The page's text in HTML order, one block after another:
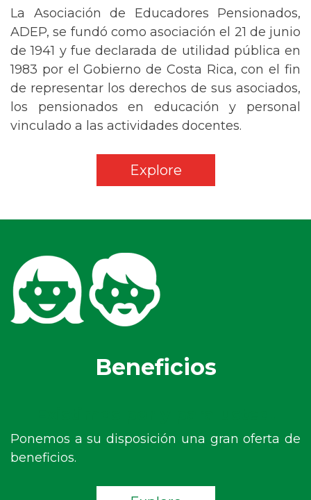
La Asociación de Educadores Pensionados,
ADEP, se fundó como asociación el 21 de junio
de 1941 y fue declarada de utilidad pública en
1983 por el Gobierno de Costa Rica, con el fin
de representar los derechos de sus asociados,
los pensionados en educación y personal
vinculado a las actividades docentes.
Explore
Beneficios
Ponemos a su disposición una gran oferta de
beneficios.